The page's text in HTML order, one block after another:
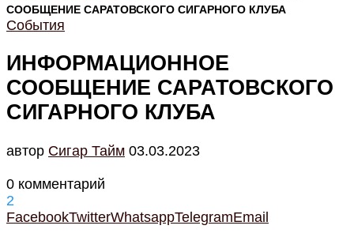
СООБЩЕНИЕ САРАТОВСКОГО СИГАРНОГО КЛУБА
События
ИНФОРМАЦИОННОЕ
СООБЩЕНИЕ САРАТОВСКОГО
СИГАРНОГО КЛУБА
автор Cигар Тайм 03.03.2023
0 комментарий
2
FacebookTwitterWhatsappTelegramEmail